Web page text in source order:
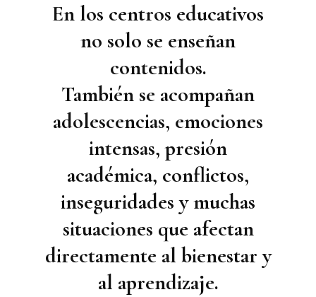
En los centros educativos
no solo se enseñan
contenidos.
También se acompañan
adolescencias, emociones
intensas, presión
académica, conflictos,
inseguridades y muchas
situaciones que afectan
directamente al bienestar y
al aprendizaje.